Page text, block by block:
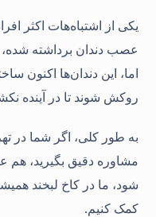
یکی از اشتباه‌هات اکثر
عصب دندان برداشته شده،
اما، این دندان‌ها اکنون
روکش شوند تا در آینده
به طور کلی، اگر شما در
مشاوره دقیق بگیرید،
شود، ما درکاخ لبخند
کمک کنیم.